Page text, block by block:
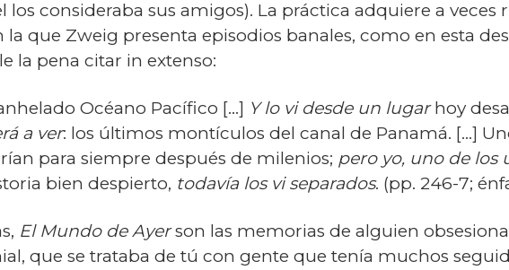
los consideraba sus amigos). La práctica adquiere a veces
que Zweig presenta episodios banales, como en esta
la pena citar in extenso:
Océano Pacífico [...] Y lo vi desde un lugarhoy
a ver: los últimos montículos del canal de Panamá. [...]
para siempre después de milenios; pero yo, uno de los
bien despierto, todavía los vi separados. (pp. 246-7;
El Mundo de Ayerson las memorias de alguien
que se trataba de tú con gente que tenía muchos